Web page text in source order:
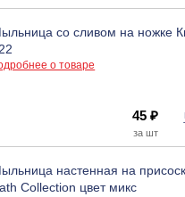
со сливом на ножке
о товаре
45 ₽
настенная на
Collection цвет микс